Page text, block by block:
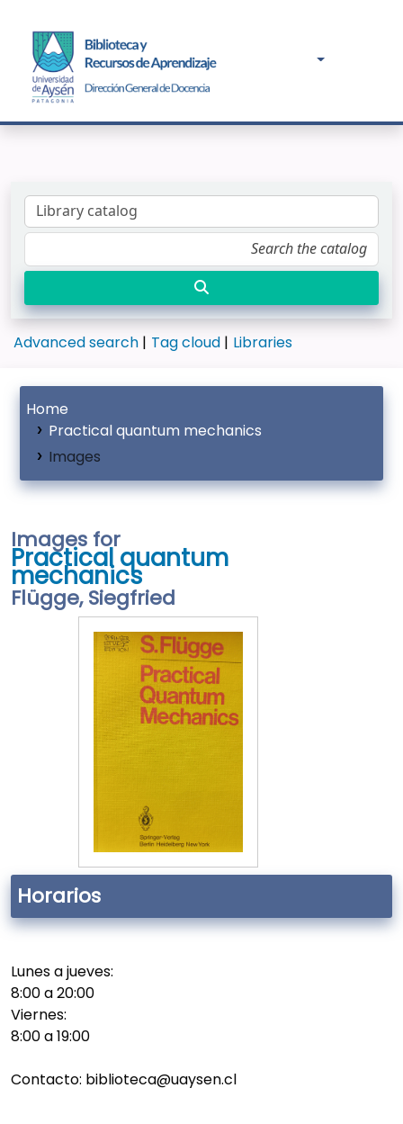
Advanced search Tag cloud Libraries
Home
Practical quantum mechanics
Images
Horarios
Lunes a jueves:
8:00 a 20:00
Viernes:
8:00 a 19:00
Contacto: biblioteca@uaysen.cl
Images for
Practical quantum
mechanics
Flügge, Siegfried